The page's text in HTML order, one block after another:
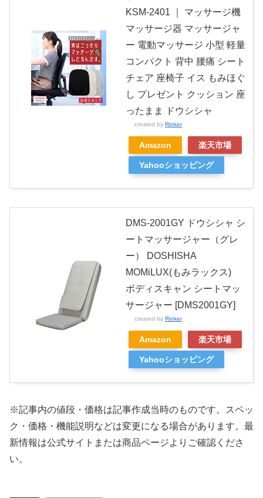
KSM-2401 ｜ マッサージ機
マッサージ器 マッサージャ
ー 電動マッサージ 小型 軽量
コンパクト 背中 腰痛 シート
チェア 座椅子 イス もみほぐ
し プレゼント クッション 座
ったまま ドウシシャ
created by Rinker
Amazon 楽天市場
Yahooショッピング
DMS-2001GY ドウシシャ シ
ートマッサージャー（グレ
ー） DOSHISHA
MOMiLUX(もみラックス)
ボディスキャン シートマッ
サージャー [DMS2001GY]
created by Rinker
Amazon 楽天市場
Yahooショッピング
※記事内の値段・価格は記事作成当時のものです。
スペッ
ク・価格・機能説明などは変更になる場合があります。最
新情報は公式サイトまたは商品ページよりご確認くださ
い。